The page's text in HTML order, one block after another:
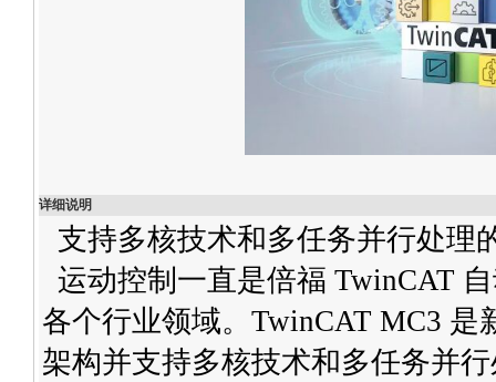
详细说明
支持多核技术和多任务并行处理
运动控制一直是倍福 TwinCAT
各个行业领域。TwinCAT MC3
架构并支持多核技术和多任务并